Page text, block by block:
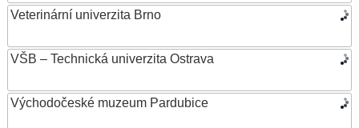
Veterinární univerzita Brno
VŠB – Technická univerzita Ostrava
Východočeské muzeum Pardubice